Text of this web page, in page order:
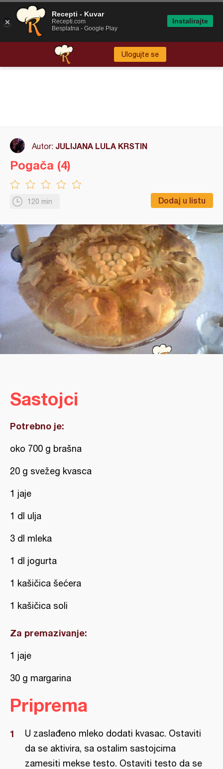
Ulogujte se
Autor: JULIJANA LULA KRSTIN
120 min Dodaj u listu
Pogača (4)
Sastojci
Potrebno je:
oko 700 g brašna
20 g svežeg kvasca
1 jaje
1 dl ulja
3 dl mleka
1 dl jogurta
1 kašičica šećera
1 kašičica soli
Za premazivanje:
1 jaje
30 g margarina
Priprema
U zaslađeno mleko dodati kvasac. Ostaviti
da se aktivira, sa ostalim sastojcima
zamesiti mekse testo. Ostaviti testo da se
Recepti - Kuvar
Recepti.com
Besplatna - Google Play
Instalirajte